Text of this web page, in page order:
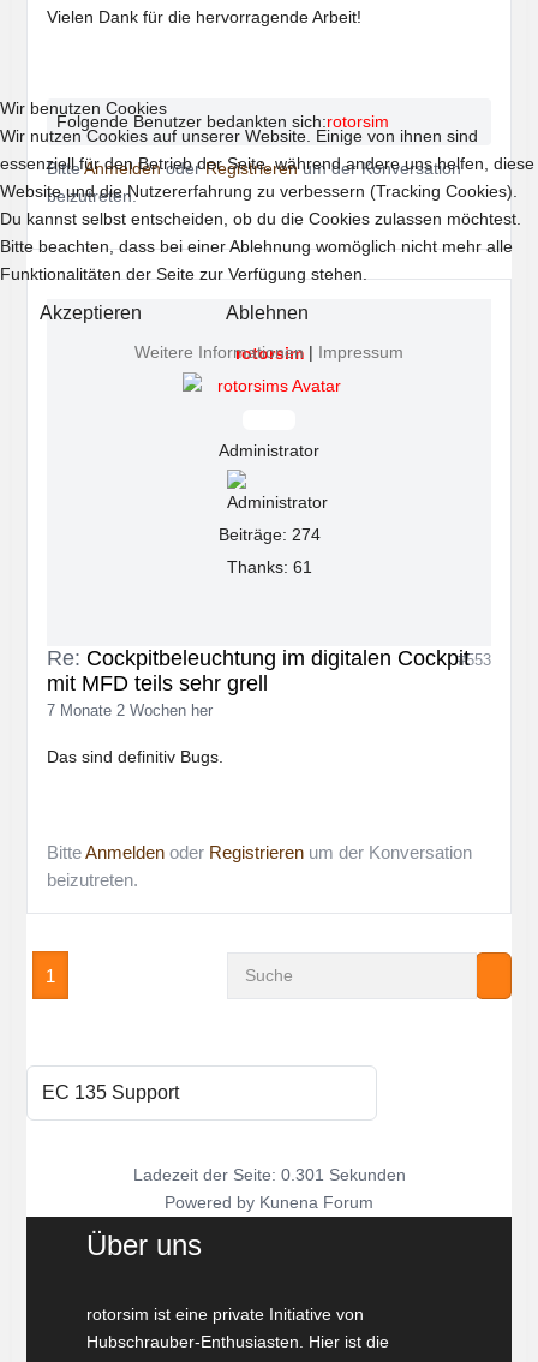
Vielen Dank für die hervorragende Arbeit!
Folgende Benutzer bedankten sich:rotorsim
BitteAnmeldenoderRegistrierenum der Konversation
beizutreten.
rotorsim
Administrator
Beiträge: 274
Thanks: 61
Re: Cockpitbeleuchtung im digitalen Cockpit
mit MFD teils sehr grell
7 Monate 2 Wochen her
#553
Das sind definitiv Bugs.
BitteAnmelden oder Registrieren um der Konversation
beizutreten.
1
Ladezeit der Seite: 0.301 Sekunden
Powered by Kunena Forum
Über uns
rotorsim ist eine private Initiative von
Hubschrauber-Enthusiasten. Hier ist die
Wir benutzen Cookies
Wir nutzen Cookies auf unserer Website. Einige von ihnen sind
essenziell für den Betrieb der Seite, während andere uns helfen, diese
Website und die Nutzererfahrung zu verbessern (Tracking Cookies).
Du kannst selbst entscheiden, ob du die Cookies zulassen möchtest.
Bitte beachten, dass bei einer Ablehnung womöglich nicht mehr alle
Funktionalitäten der Seite zur Verfügung stehen.
Akzeptieren Ablehnen
Weitere Informationen | Impressum